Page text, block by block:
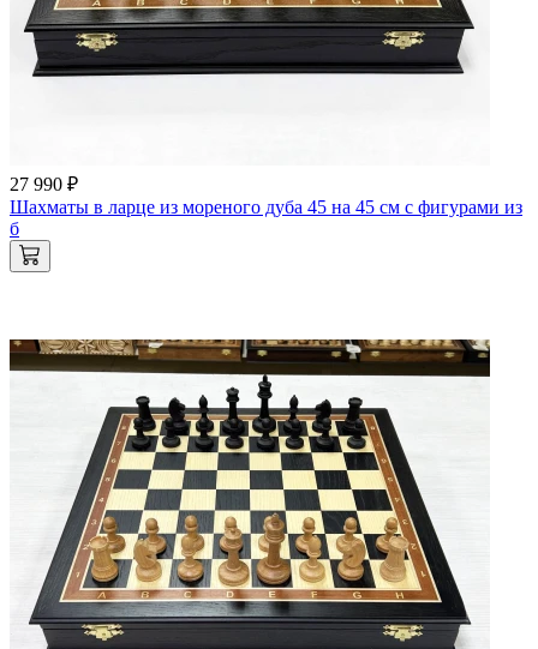
27 990 ₽
Шахматы в ларце из мореного дуба 45 на 45 см с фигурами из
б